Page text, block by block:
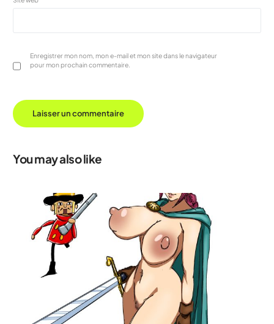
Enregistrer mon nom, mon e-mail et mon site dans le navigateur
pour mon prochain commentaire.
You may also like